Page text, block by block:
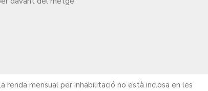
renda mensual per inhabilitació no està inclosa en les